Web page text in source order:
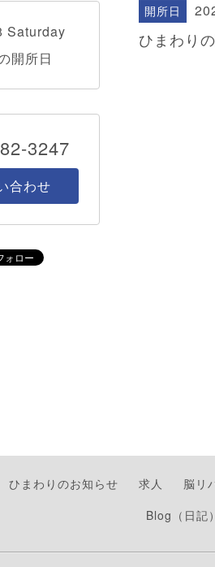
開所日
ひまわり
Saturday
開所日
3247
合わせ
ひまわりのお知らせ 求人 脳リ
Blog（日記）